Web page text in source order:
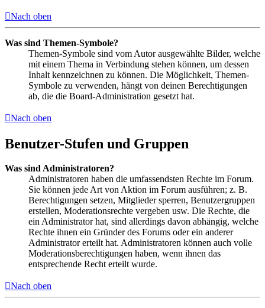
Nach oben
Was sind Themen-Symbole?
Themen-Symbole sind vom Autor ausgewählte Bilder, welche
mit einem Thema in Verbindung stehen können, um dessen
Inhalt kennzeichnen zu können. Die Möglichkeit, Themen-
Symbole zu verwenden, hängt von deinen Berechtigungen
ab, die die Board-Administration gesetzt hat.
Nach oben
Benutzer-Stufen und Gruppen
Was sind Administratoren?
Administratoren haben die umfassendsten Rechte im Forum.
Sie können jede Art von Aktion im Forum ausführen; z. B.
Berechtigungen setzen, Mitglieder sperren, Benutzergruppen
erstellen, Moderationsrechte vergeben usw. Die Rechte, die
ein Administrator hat, sind allerdings davon abhängig, welche
Rechte ihnen ein Gründer des Forums oder ein anderer
Administrator erteilt hat. Administratoren können auch volle
Moderationsberechtigungen haben, wenn ihnen das
entsprechende Recht erteilt wurde.
Nach oben